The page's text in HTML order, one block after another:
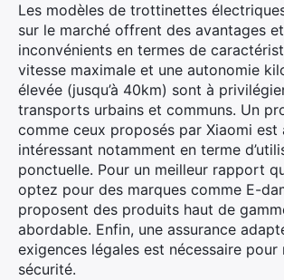
Les modèles de trottinettes
sur le marché offrent des avantages
inconvénients en termes de
vitesse maximale et une autonomie
élevée (jusqu’à 40km) sont à
transports urbains et communs. Un
comme ceux proposés par Xiaomi est
intéressant notamment en terme
ponctuelle. Pour un meilleur rapport
optez pour des marques comme E-
proposent des produits haut de
abordable. Enfin, une assurance
exigences légales est nécessaire
sécurité.